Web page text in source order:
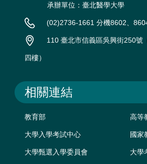
承辦單位：臺北醫學大學
(02)2736-1661 分機8602、
110 臺北市信義區吳興街250號
四樓）
相關連結
教育部 高等
大學入學考試中心 國家
大學甄選入學委員會 大學